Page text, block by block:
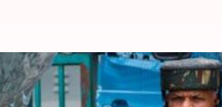
ఉగ్రదాడిపై